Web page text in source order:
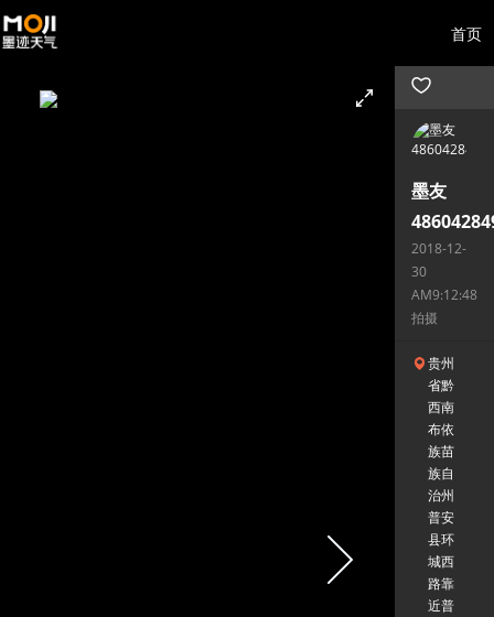
首页
墨友
2018-12-
30
AM9:12:48
拍摄
贵州
省黔
西南
布依
族苗
族自
治州
普安
县环
城西
路靠
近普